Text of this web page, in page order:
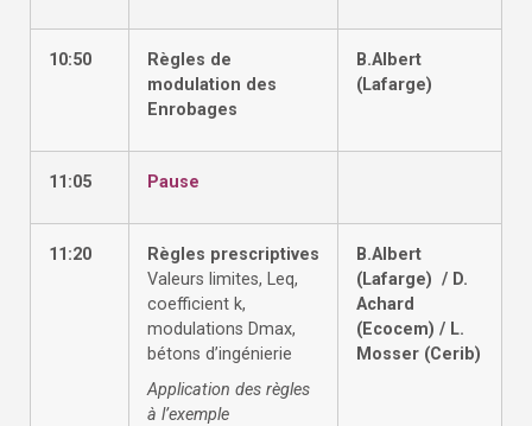
10:50
Règles de
modulation des
Enrobages
B.Albert
(Lafarge)
11:05 Pause
11:20
Règles prescriptives
Valeurs limites, Leq,
coefficient k,
modulations Dmax,
bétons d’ingénierie
Application des règles
à l’exemple
B.Albert
(Lafarge) / D.
Achard
(Ecocem) / L.
Mosser (Cerib)